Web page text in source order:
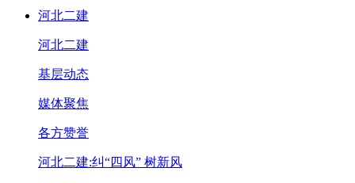
河北二建
河北二建
基层动态
媒体聚焦
各方赞誉
河北二建:纠“四风” 树新风